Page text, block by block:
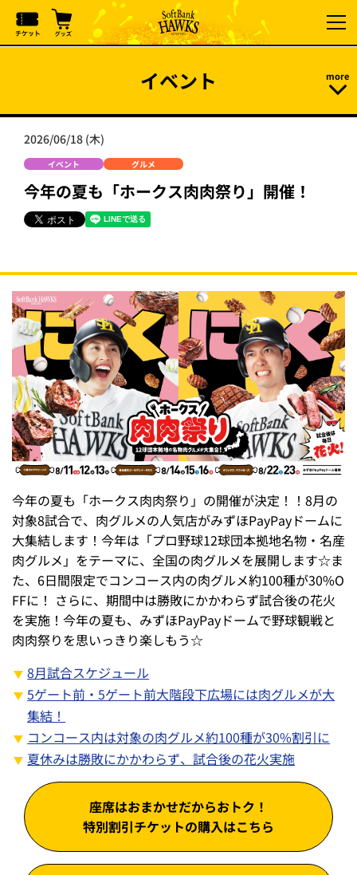
イベント
2026/06/18 (木)
イベント グルメ
今年の夏も「ホークス肉肉祭り」開催！
今年の夏も「ホークス肉肉祭り」の開催が決定！！8月の
対象8試合で、肉グルメの人気店がみずほPayPayドームに
大集結します！今年は「プロ野球12球団本拠地名物・名産
肉グルメ」をテーマに、全国の肉グルメを展開します☆ま
た、6日間限定でコンコース内の肉グルメ約100種が30%O
FFに！ さらに、期間中は勝敗にかかわらず試合後の花火
を実施！今年の夏も、みずほPayPayドームで野球観戦と
肉肉祭りを思いっきり楽しもう☆
8月試合スケジュール
5ゲート前・5ゲート前大階段下広場には肉グルメが大
集結！
コンコース内は対象の肉グルメ約100種が30%割引に
夏休みは勝敗にかかわらず、試合後の花火実施
座席はおまかせだからおトク！
特別割引チケットの購入はこちら